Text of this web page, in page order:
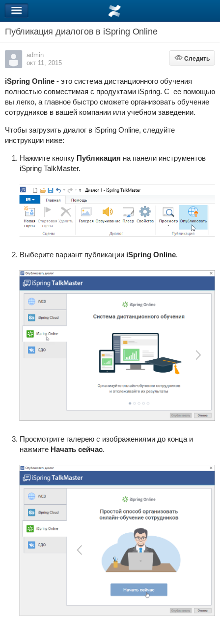
Публикация диалогов в iSpring Online
admin
окт 11, 2015
Следить
Следить
iSpring Online- это система дистанционного обучения
полностью совместимая с продуктами iSpring. С ее помощью
вы легко, а главное быстро сможете организовать обучение
сотрудников в вашей компании или учебном заведении.
Чтобы загрузить диалог в iSpring Online, следуйте
инструкции ниже:
Нажмите кнопку Публикация на панели инструментов
iSpring TalkMaster.
Выберите вариант публикации iSpring Online.
Просмотрите галерею c изображениями до конца и
нажмите Начать сейчас.